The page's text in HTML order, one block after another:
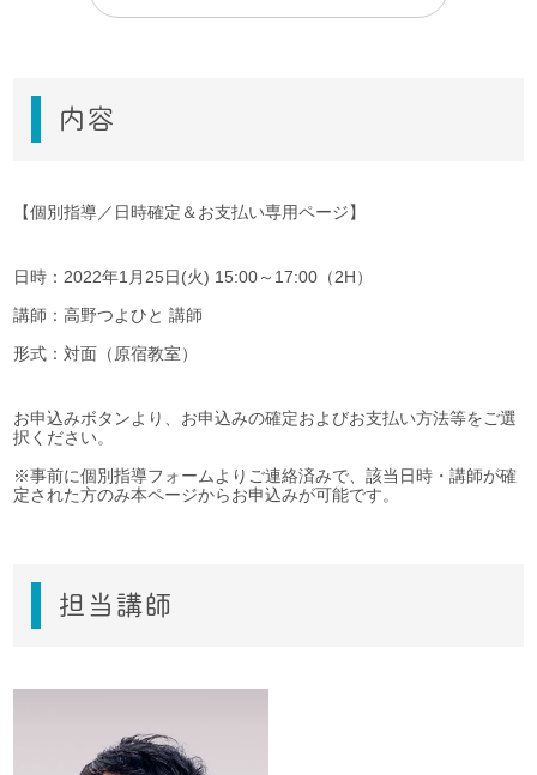
内容
【個別指導／日時確定＆お支払い専用ページ】
日時：2022年1月25日(火) 15:00～17:00（2H）
講師：高野つよひと 講師
形式：対面（原宿教室）
お申込みボタンより、お申込みの確定およびお支払い方法等をご選
択ください。
※事前に個別指導フォームよりご連絡済みで、該当日時・講師が確
定された方のみ本ページからお申込みが可能です。
担当講師